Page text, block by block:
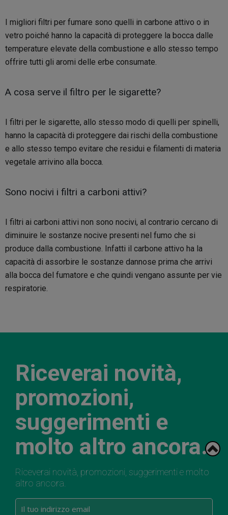
I migliori filtri per fumare sono quelli in carbone attivo o in
vetro poiché hanno la capacità di proteggere la bocca dalle
temperature elevate della combustione e allo stesso tempo
offrire tutti gli aromi delle erbe consumate.
A cosa serve il filtro per le sigarette?
I filtri per le sigarette, allo stesso modo di quelli per spinelli,
hanno la capacità di proteggere dai rischi della combustione
e allo stesso tempo evitare che residui e filamenti di materia
vegetale arrivino alla bocca.
Sono nocivi i filtri a carboni attivi?
I filtri ai carboni attivi non sono nocivi, al contrario cercano di
diminuire le sostanze nocive presenti nel fumo che si
produce dalla combustione. Infatti il carbone attivo ha la
capacità di assorbire le sostanze dannose prima che arrivi
alla bocca del fumatore e che quindi vengano assunte per vie
respiratorie.
Riceverai novità,
promozioni,
suggerimenti e
molto altro ancora.
Riceverai novità, promozioni, suggerimenti e molto
altro ancora.